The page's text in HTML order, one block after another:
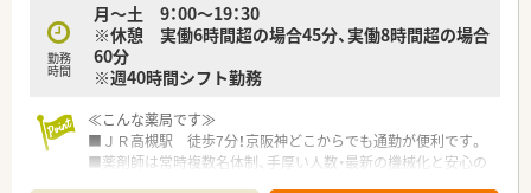
600万円を想定しています。
■年間休日は120日以上と充実しており、夏季休暇や年末年始休
暇も取得可能です。
■施設在宅がメインですが、在宅業務の経験は不問ですので、こ
勤務
時間
月～土 9：00～19：30
※休憩 実働6時間超の場合45分、実働8時間超の場合
60分
※週40時間シフト勤務
≪こんな薬局です≫
■ＪＲ高槻駅 徒歩7分！京阪神どこからでも通勤が便利です。
■薬剤師は常時複数名体制、手厚い人数・最新の機械化と安心の